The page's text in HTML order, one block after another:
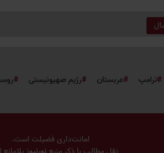
ترامپ عربستان رژیم صهیونیستی
امانت‌داری فضیلت است.